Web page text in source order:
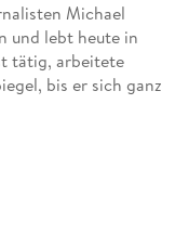
Michael
und lebt heute in
tätig, arbeitete
bis er sich ganz